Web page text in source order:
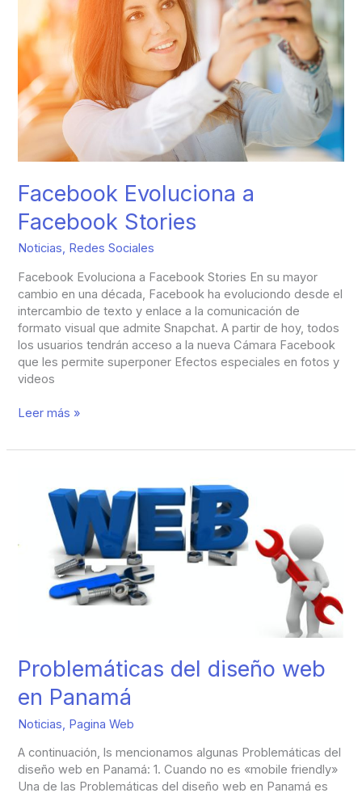
Facebook Evoluciona a
Facebook Stories
Noticias, Redes Sociales
Facebook Evoluciona a Facebook Stories En su mayor
cambio en una década, Facebook ha evoluciondo desde el
intercambio de texto y enlace a la comunicación de
formato visual que admite Snapchat. A partir de hoy, todos
los usuarios tendrán acceso a la nueva Cámara Facebook
que les permite superponer Efectos especiales en fotos y
videos
Leer más »
Problemáticas del diseño web
en Panamá
Noticias, Pagina Web
A continuación, ls mencionamos algunas Problemáticas del
diseño web en Panamá: 1. Cuando no es «mobile friendly»
Una de las Problemáticas del diseño web en Panamá es
diseño
en
Panamá